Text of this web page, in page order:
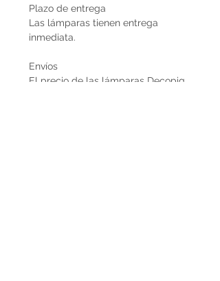
Plazo de entrega
Las lámparas tienen entrega
inmediata.
Envíos
El precio de las lámparas Decopiq